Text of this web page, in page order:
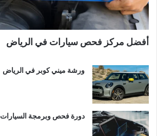
أفضل مركز فحص سيارات في الرياض
ورشة ميني كوبر في الرياض
دورة فحص وبرمجة السيارات